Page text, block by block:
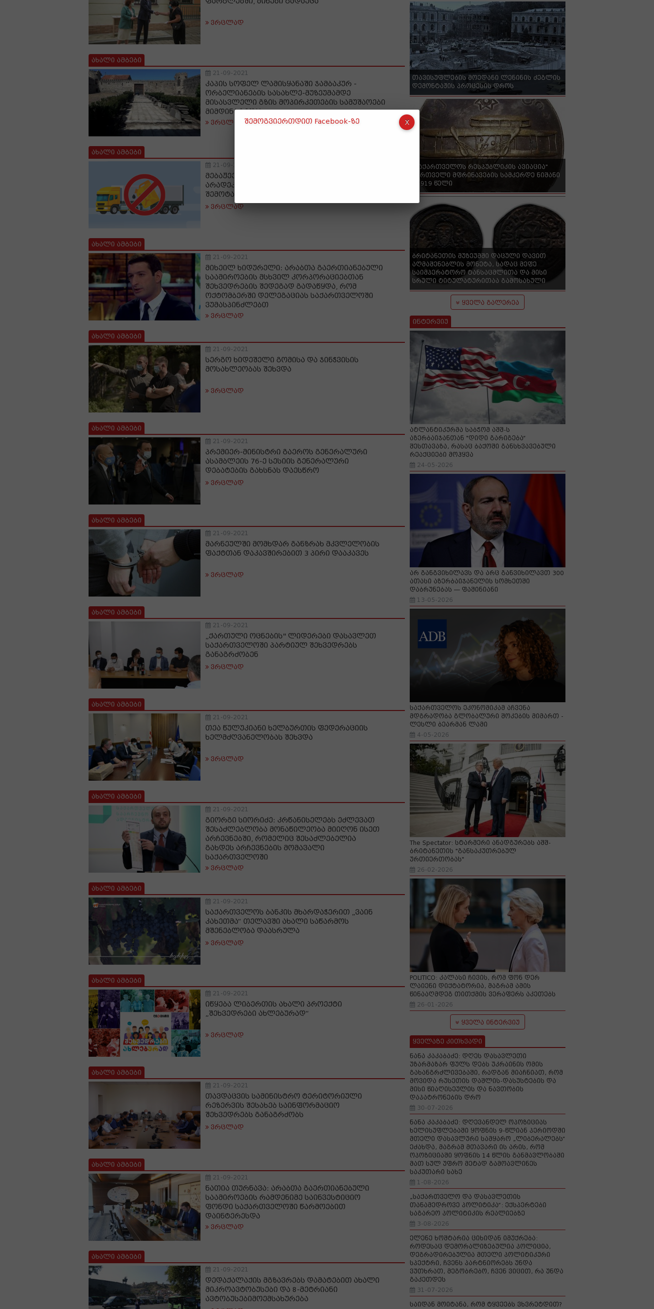
ვრცლად
ახალი ამბები
21-09-2021
კაპის სოფელ ლამისყანაში ჯამბაკურ -
ორბელიანების სასახლე-მუზეუმამდე
მისასვლელი გზის მოპირკეთების სამუშაოები
მიმდინარეობს
ვრცლად
ახალი ამბები
21-09-2021
მებაჟეებმა ,,წითელ ხიდზე“ 19 ტონამდე
არადეკლარირებული დიზელის საწვავის
შემოტანის მცდელობა აღკვეთეს
ვრცლად
ახალი ამბები
21-09-2021
მიხეილ ხიდურელი: არაბთა გაერთიანებული
საამიროების მსხვილ კორპორაციებთან
შეხვედრების შედეგად გადაწყდა, რომ
ოქტომბერში დელეგაციას საქართველოში
ვუმასპინძლებთ
ვრცლად
ახალი ამბები
21-09-2021
სერგო ხიდეშელი გომისა და ჯინჭვისის
მოსახლეობას შეხვდა
ვრცლად
ახალი ამბები
21-09-2021
პრემიერ-მინისტრი გაეროს გენერალური
ასამბლეის 76-ე სესიის გენერალური
დებატების გახსნას დაესწრო
ვრცლად
ახალი ამბები
21-09-2021
მარნეულში მომხდარ განზრახ მკვლელობის
ფაქტთან დაკავშირებით 3 პირი დააკავეს
ვრცლად
ახალი ამბები
21-09-2021
„ქართული ოცნების" ლიდერები დასავლეთ
საქართველოში პარტიულ შეხვედრებს
განაგრძობენ
ვრცლად
ახალი ამბები
21-09-2021
თეა წულუკიანი ხელბურთის ფედერაციის
ხელმძღვანელობას შეხვდა
ვრცლად
ახალი ამბები
21-09-2021
გიორგი სიორიძე: კრწანისელებს ეძლევათ
შესაძლებლობა მონაწილეობა მიიღონ ისეთ
არჩევნებში, რომელიც შესაძლებელია
გახდეს არჩევნების მომავალი
საქართველოში
ვრცლად
ახალი ამბები
21-09-2021
საქართველოს ბანკის მხარდაჭერით „ვაინ
კახეთმა“ თელავში ახალი საწარმოს
მშენებლობა დაასრულა
ვრცლად
ახალი ამბები
21-09-2021
იწყება ლიბერთის ახალი პროექტი
„შეხვედრები ახლებურად“
ვრცლად
ახალი ამბები
21-09-2021
თავდაცვის სამინისტრო ტერიტორიული
რეზერვის შესახებ საინფორმაციო
შეხვედრებს განაგრძობს
ვრცლად
ახალი ამბები
21-09-2021
ნათია თურნავა: არაბთა გაერთიანებული
საამიროების რამდენიმე საინვესტიციო
ფონდი საქართველოში წარმოებით
დაინტერესდა
ვრცლად
ახალი ამბები
21-09-2021
დედაქალაქის მგზავრებს დამატებით ახალი
მიკროავტობუსები და 8-მეტრიანი
ავტობუსებიმოემსახურება
თავისუფლების მოედანი ლენინის ძეგლის
დემონტაჟის პროცესის დროს
"საქართველოს რესპუბლიკის ავიაცია"
ქართველი მფრინავების სამკერდე ნიშანი
- 1919 წელი
ბრიტანეთის მუზეუმში დაცული დავით
აღმაშენებლის მონეტა, სადაც მეფე
საიმპერატორო ტანსაცმლითა და მისი
სრული ტიტულატურითაა გამოსახული
ყველა გალერეა
ინტერვიუ
ატლანტიკურმა საბჭომ აშშ-ს
აზერბაიჯანთან "დიდი გარიგება“
შესთავაზა, რასაც ბაქოში განსხვავებული
რეაქციები მოჰყვა
24-05-2026
არ განგვიხილავს და არც განვიხილავთ 300
ათასი აზერბაიჯანელის სომხეთში
დაბრუნებას — ფაშინიანი
13-05-2026
საქართველოს ეკონომიკამ აჩვენა
მდგრადობა გლობალური შოკების მიმართ -
ლესლი ბეარმან ლამი
4-05-2026
The Spectator: სტარმერი ანადგურებს აშშ-
ბრიტანეთის "განსაკუთრებულ
ურთიერთობას"
26-02-2026
POLITICO: კალასი ჩივის, რომ ფონ დერ
ლაიენი დიქტატორია, მაგრამ ამის
წინააღმდეგ თითქმის ვერაფერს აკეთებს
26-01-2026
ყველა ინტერვიუ
ყველაზე კითხვადი
ნანა კაკაბაძე: დღეს დასავლეთი
უზარმაზარ ფულს დებს უკრაინის ომის
გახანგრძლივებაში, რადგან მიაჩნიათ, რომ
მოვიდა რუსეთის დაშლის-დასუსტების და
მისი წიაღისეულის და ნავთობის
დაპატრონების დრო
30-07-2026
ნანა კაკაბაძე: დღევანდელ ოპოზიციას
ხელისუფლებაში ყოფნის 9-წლიან პერიოდში
მთელი დასავლური სამყარო „ლიბერალებს“
ეძახდა, მაგრამ მთავარი ის არის, რომ
ოპოზიციაში ყოფნის 14 წლის განმავლობაში
მათ სულ უფრო მეტად გამოავლინეს
საკუთარი სახე
1-08-2026
„საქართველო და დასავლეთის
თანამედროვე პოლიტიკა“: ექსპერტები
საგარეო პოლიტიკის რეალიებზე
3-08-2026
ელენე ხოშტარია ციხიდან იმუქრება:
როდესაც დემორალიზებულია პოლიცია,
დეგრადირებულია მთელი პოლიტიკური
სპექტრი, ჩვენს პარტნიორებს უნდა
ვუთხრათ, მეგობრებო, ჩვენ ვიცით, რა უნდა
გაკეთდეს
31-07-2026
საიდან მოიტანა, რომ ტყვეებს ვხვრეტდით?
შემოგვიერთდით Facebook-ზე